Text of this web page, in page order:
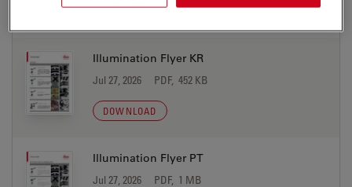
DOWNLOAD
Illumination Flyer KR
Jul 27, 2026 PDF, 452 KB
DOWNLOAD
Illumination Flyer PT
Jul 27, 2026 PDF, 1 MB